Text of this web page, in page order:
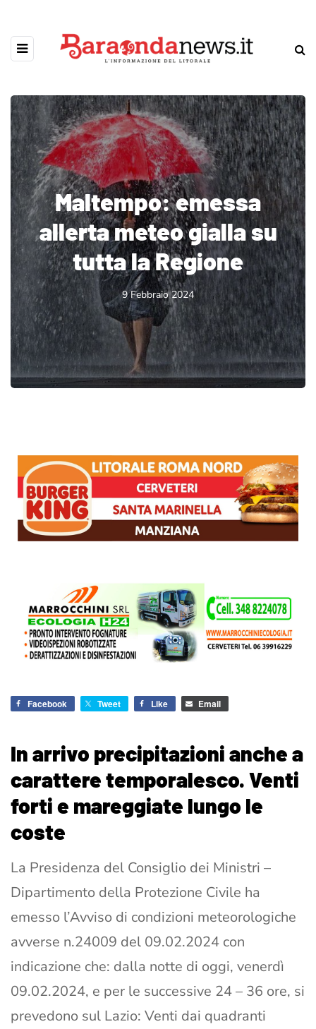
Maltempo: emessa
allerta meteo gialla su
tutta la Regione
9 Febbraio 2024
Facebook Tweet Like Email
In arrivo precipitazioni anche a
carattere temporalesco. Venti
forti e mareggiate lungo le
coste
La Presidenza del Consiglio dei Ministri –
Dipartimento della Protezione Civile ha
emesso l’Avviso di condizioni meteorologiche
avverse n.24009 del 09.02.2024 con
indicazione che: dalla notte di oggi, venerdì
09.02.2024, e per le successive 24 – 36 ore, si
prevedono sul Lazio: Venti dai quadranti